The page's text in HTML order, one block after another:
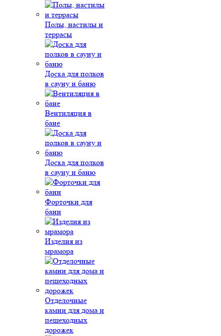
Полы, настилы и
террасы
Доска для полков
в сауну и баню
Вентиляция в
бане
Доска для полков
в сауну и баню
Форточки для
бани
Изделия из
мрамора
Отделочные
камни для дома и
пешеходных
дорожек